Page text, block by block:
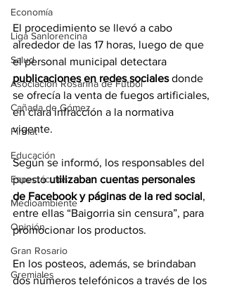
Economía
Liga Sanlorencina
Salud
Asociación Rosarina de Fútbol
Cañada de Gómez
Firmat
Educación
Espectáculos
Medioambiente
Opinión
Gran Rosario
Gremiales
El procedimiento se llevó a cabo
alrededor de las 17 horas, luego de que
el personal municipal detectara
publicaciones en redes sociales donde
se ofrecía la venta de fuegos artificiales,
en clara infracción a la normativa
vigente.
Según se informó, los responsables del
puesto utilizaban cuentas personales
de Facebook y páginas de la red social,
entre ellas “Baigorria sin censura”, para
promocionar los productos.
En los posteos, además, se brindaban
dos números telefónicos a través de los